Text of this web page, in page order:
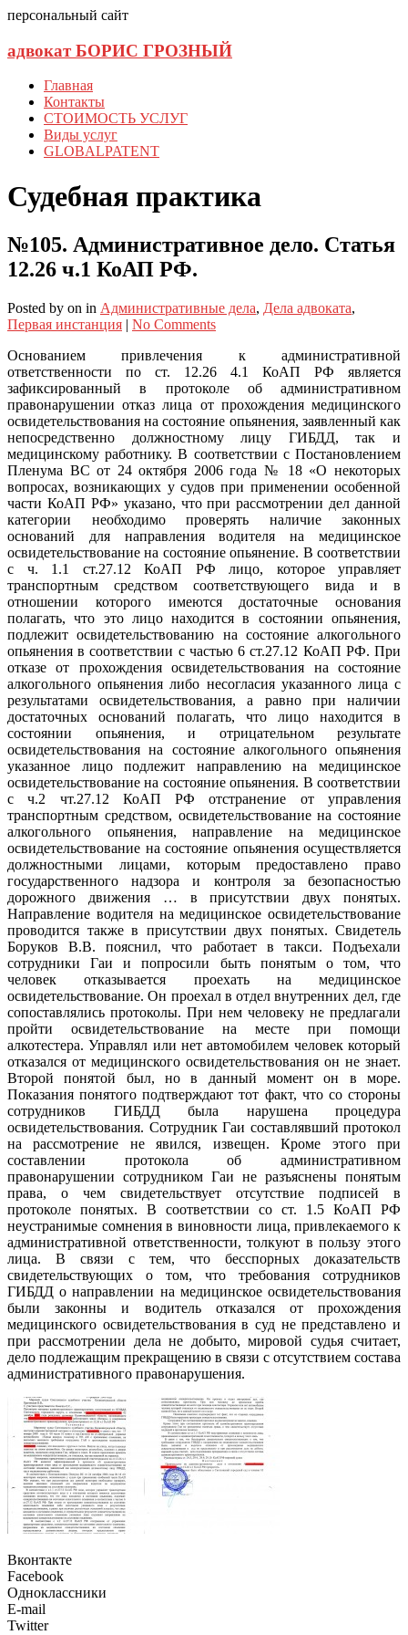
персональный сайт
адвокат БОРИС ГРОЗНЫЙ
Главная
Контакты
СТОИМОСТЬ УСЛУГ
Виды услуг
GLOBALPATENT
Судебная практика
№105. Административное дело. Статья
12.26 ч.1 КоАП РФ.
Posted by on in Административные дела, Дела адвоката,
Первая инстанция | No Comments
Основанием привлечения к административной
ответственности по ст. 12.26 4.1 КоАП РФ является
зафиксированный в протоколе об административном
правонарушении отказ лица от прохождения медицинского
освидетельствования на состояние опьянения, заявленный как
непосредственно должностному лицу ГИБДД, так и
медицинскому работнику. В соответствии с Постановлением
Пленума ВС от 24 октября 2006 года № 18 «О некоторых
вопросах, возникающих у судов при применении особенной
части КоАП РФ» указано, что при рассмотрении дел данной
категории необходимо проверять наличие законных
оснований для направления водителя на медицинское
освидетельствование на состояние опьянение. В соответствии
с ч. 1.1 ст.27.12 КоАП РФ лицо, которое управляет
транспортным средством соответствующего вида и в
отношении которого имеются достаточные основания
полагать, что это лицо находится в состоянии опьянения,
подлежит освидетельствованию на состояние алкогольного
опьянения в соответствии с частью 6 ст.27.12 КоАП РФ. При
отказе от прохождения освидетельствования на состояние
алкогольного опьянения либо несогласия указанного лица с
результатами освидетельствования, а равно при наличии
достаточных оснований полагать, что лицо находится в
состоянии опьянения, и отрицательном результате
освидетельствования на состояние алкогольного опьянения
указанное лицо подлежит направлению на медицинское
освидетельствование на состояние опьянения. В соответствии
с ч.2 чт.27.12 КоАП РФ отстранение от управления
транспортным средством, освидетельствование на состояние
алкогольного опьянения, направление на медицинское
освидетельствование на состояние опьянения осуществляется
должностными лицами, которым предоставлено право
государственного надзора и контроля за безопасностью
дорожного движения … в присутствии двух понятых.
Направление водителя на медицинское освидетельствование
проводится также в присутствии двух понятых. Свидетель
Боруков В.В. пояснил, что работает в такси. Подъехали
сотрудники Гаи и попросили быть понятым о том, что
человек отказывается проехать на медицинское
освидетельствование. Он проехал в отдел внутренних дел, где
сопоставлялись протоколы. При нем человеку не предлагали
пройти освидетельствование на месте при помощи
алкотестера. Управлял или нет автомобилем человек который
отказался от медицинского освидетельствования он не знает.
Второй понятой был, но в данный момент он в море.
Показания понятого подтверждают тот факт, что со стороны
сотрудников ГИБДД была нарушена процедура
освидетельствования. Сотрудник Гаи составлявший протокол
на рассмотрение не явился, извещен. Кроме этого при
составлении протокола об административном
правонарушении сотрудником Гаи не разъяснены понятым
права, о чем свидетельствует отсутствие подписей в
протоколе понятых. В соответствии со ст. 1.5 КоАП РФ
неустранимые сомнения в виновности лица, привлекаемого к
административной ответственности, толкуют в пользу этого
лица. В связи с тем, что бесспорных доказательств
свидетельствующих о том, что требования сотрудников
ГИБДД о направлении на медицинское освидетельствования
были законны и водитель отказался от прохождения
медицинского освидетельствования в суд не представлено и
при рассмотрении дела не добыто, мировой судья считает,
дело подлежащим прекращению в связи с отсутствием состава
административного правонарушения.
Вконтакте
Facebook
Одноклассники
E-mail
Twitter